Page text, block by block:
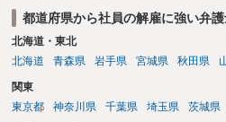
と思われます。良い解決になりますよ
都道府県から社員の解雇に強い弁
北海道・東北
北海道
青森県 岩手県 宮城県 秋田県
関東
東京都
神奈川県 千葉県 埼玉県 茨城県